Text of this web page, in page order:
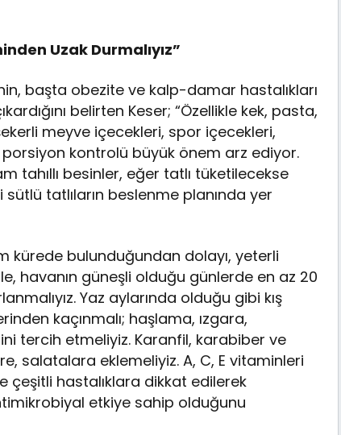
Uzak Durmalıyız”
başta obezite ve kalp-damar hastalıkları
belirten Keser; “Özellikle kek, pasta,
meyve içecekleri, spor içecekleri,
kontrolü büyük önem arz ediyor.
tahıllı besinler, eğer tatlı tüketilecekse
tatlıların beslenme planında yer
kürede bulunduğundan dolayı, yeterli
havanın güneşli olduğu günlerde en az 20
Yaz aylarında olduğu gibi kış
kaçınmalı; haşlama, ızgara,
tercih etmeliyiz. Karanfil, karabiber ve
salatalara eklemeliyiz. A, C, E vitaminleri
hastalıklara dikkat edilerek
etkiye sahip olduğunu